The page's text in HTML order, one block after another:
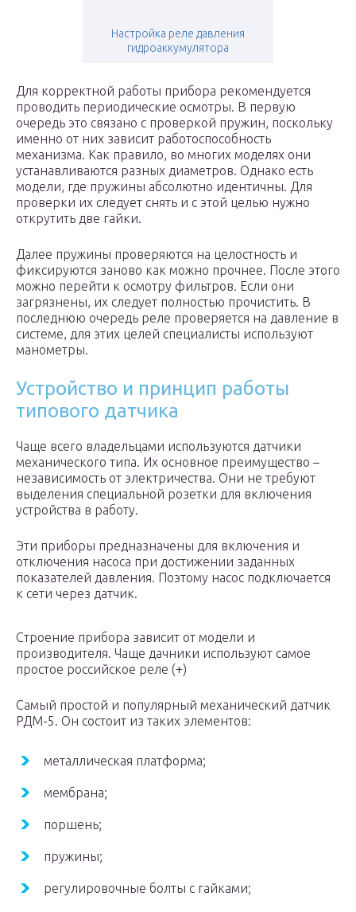
Настройка реле давления
гидроаккумулятора
Для корректной работы прибора рекомендуется
проводить периодические осмотры. В первую
очередь это связано с проверкой пружин, поскольку
именно от них зависит работоспособность
механизма. Как правило, во многих моделях они
устанавливаются разных диаметров. Однако есть
модели, где пружины абсолютно идентичны. Для
проверки их следует снять и с этой целью нужно
открутить две гайки.
Далее пружины проверяются на целостность и
фиксируются заново как можно прочнее. После этого
можно перейти к осмотру фильтров. Если они
загрязнены, их следует полностью прочистить. В
последнюю очередь реле проверяется на давление в
системе, для этих целей специалисты используют
манометры.
Устройство и принцип работы
типового датчика
Чаще всего владельцами используются датчики
механического типа. Их основное преимущество –
независимость от электричества. Они не требуют
выделения специальной розетки для включения
устройства в работу.
Эти приборы предназначены для включения и
отключения насоса при достижении заданных
показателей давления. Поэтому насос подключается
к сети через датчик.
Строение прибора зависит от модели и
производителя. Чаще дачники используют самое
простое российское реле (+)
Самый простой и популярный механический датчик
РДМ-5. Он состоит из таких элементов:
металлическая платформа;
мембрана;
поршень;
пружины;
регулировочные болты с гайками;